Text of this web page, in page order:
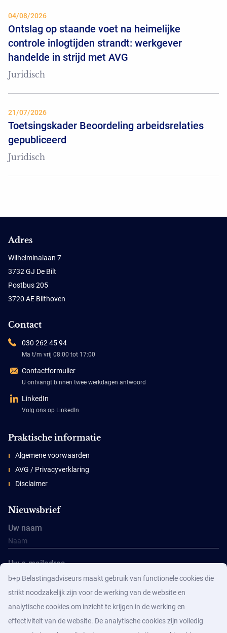
04/08/2026
Ontslag op staande voet na heimelijke
controle inlogtijden strandt: werkgever
handelde in strijd met AVG
Juridisch
21/07/2026
Toetsingskader Beoordeling arbeidsrelaties
gepubliceerd
Juridisch
Adres
Wilhelminalaan 7
3732 GJ De Bilt
Postbus 205
3720 AE Bilthoven
Contact
030 262 45 94
Ma t/m vrij 08:00 tot 17:00
Contactformulier
U ontvangt binnen twee werkdagen antwoord
LinkedIn
Volg ons op LinkedIn
Praktische informatie
Algemene voorwaarden
AVG / Privacyverklaring
Disclaimer
Nieuwsbrief
Uw naam
Uw e-mailadres
b+p Belastingadviseurs maakt gebruik van functionele cookies die
strikt noodzakelijk zijn voor de werking van de website en
analytische cookies om inzicht te krijgen in de werking en
effectiviteit van de website. De analytische cookies zijn volledig